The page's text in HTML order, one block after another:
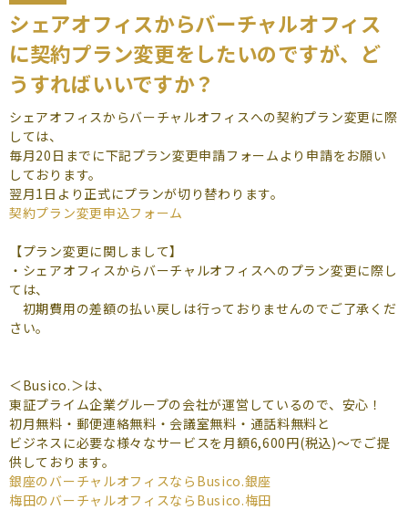
NEWS
コラム
Busico.通信
よくあるご質問
（会員専用）
お申し込み
シェアオフィスからバーチャルオフィス
に契約プラン変更をしたいのですが、ど
うすればいいですか？
シェアオフィスからバーチャルオフィスへの契約プラン変更に際
しては、
毎月20日までに下記プラン変更申請フォームより申請をお願い
しております。
翌月1日より正式にプランが切り替わります。
契約プラン変更申込フォーム
【プラン変更に関しまして】
・シェアオフィスからバーチャルオフィスへのプラン変更に際し
ては、
初期費用の差額の払い戻しは行っておりませんのでご了承くだ
さい。
＜Busico.＞は、
東証プライム企業グループの会社が運営しているので、安心！
初月無料・郵便連絡無料・会議室無料・通話料無料と
ビジネスに必要な様々なサービスを月額6,600円(税込)～でご提
供しております。
銀座のバーチャルオフィスなら Busico.銀座
梅田のバーチャルオフィスなら Busico.梅田